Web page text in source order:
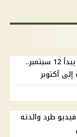
العام الدراسي الجديد 2027 يبدأ 12 سبتمبر..
أكتوبر
طرد والدته